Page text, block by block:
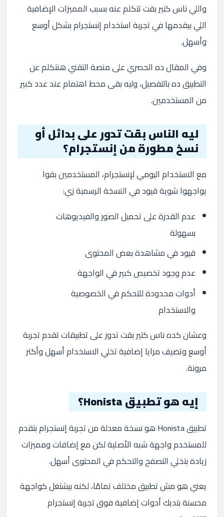
واللي ناس كتير بقت تتكلم عنه بسبب المميزات الإضافية
اللي بيقدمها في تجربة استخدام إنستجرام بشكل أوسع
وأسهل.
وفي المقال ده الحصري على منصة التقني هنتكلم عن
التطبيق ده بالتفصيل، وليه بقى محط اهتمام عند عدد كبير
من المستخدمين.
ليه الناس بقت تدور على بدائل أو
نسخ مطورة من إنستجرام؟
مع الاستخدام اليومي لإنستجرام، المستخدمين بقوا
يواجهوا شوية قيود في النسخة الرسمية زي:
عدم القدرة على تحميل الصور والفيديوهات
بسهولة
قيود في مشاهدة بعض المحتوى
عدم وجود تخصيص كبير في الواجهة
أدوات محدودة للتحكم في الخصوصية
والاستخدام
وعشان كده ناس كتير بقت تدور على تطبيقات تقدم تجربة
أوسع وتضيف مزايا إضافية تخلي الاستخدام أسهل وأكتر
مرونة.
إيه هو تطبيق Honista؟
تطبيق Honista هو نسخة معدلة من تجربة إنستجرام بتقدم
للمستخدم واجهة شبه الأصلية لكن مع إضافات ومميزات
زيادة بتخلي التصفح والتحكم في المحتوى أسهل.
يعني هو مش تطبيق مختلف تمامًا، لكنه بيشتغل كواجهة
محسنة بتديك أدوات إضافية فوق تجربة إنستجرام